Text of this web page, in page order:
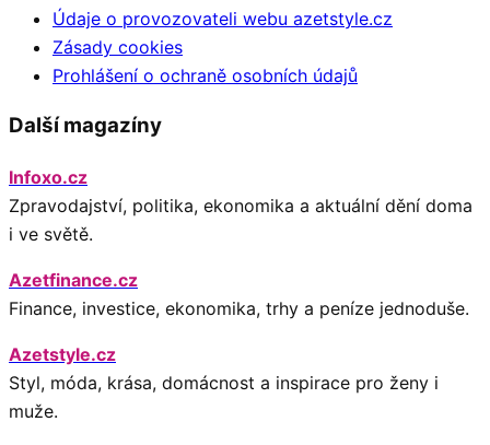
Údaje o provozovateli webu azetstyle.cz
Zásady cookies
Prohlášení o ochraně osobních údajů
Další magazíny
Infoxo.cz
Zpravodajství, politika, ekonomika a aktuální dění doma
i ve světě.
Azetfinance.cz
Finance, investice, ekonomika, trhy a peníze jednoduše.
Azetstyle.cz
Styl, móda, krása, domácnost a inspirace pro ženy i
muže.